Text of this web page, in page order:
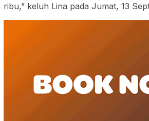
ribu,” keluh Lina pada Jumat, 13